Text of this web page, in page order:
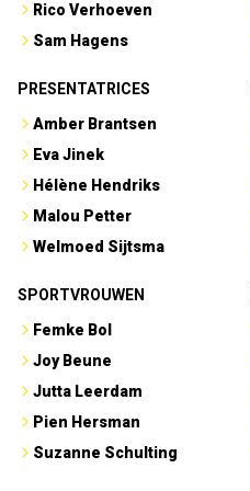
Rico Verhoeven
Sam Hagens
PRESENTATRICES
Amber Brantsen
Eva Jinek
Hélène Hendriks
Malou Petter
Welmoed Sijtsma
SPORTVROUWEN
Femke Bol
Joy Beune
Jutta Leerdam
Pien Hersman
Suzanne Schulting